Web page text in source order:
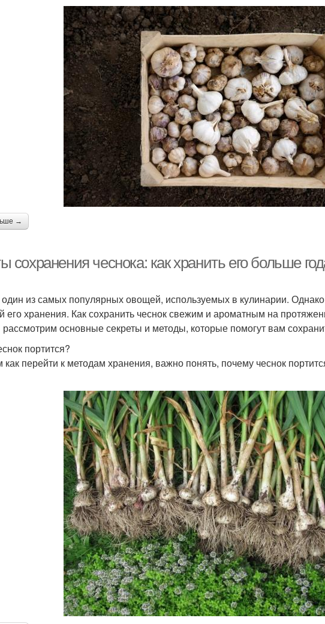
→
сохранения чеснока: как хранить его больше
из самых популярных овощей, используемых в кулинарии.
его хранения. Как сохранить чеснок свежим и ароматным на
основные секреты и методы, которые помогут вам
портится?
как перейти к методам хранения, важно понять, почему чеснок